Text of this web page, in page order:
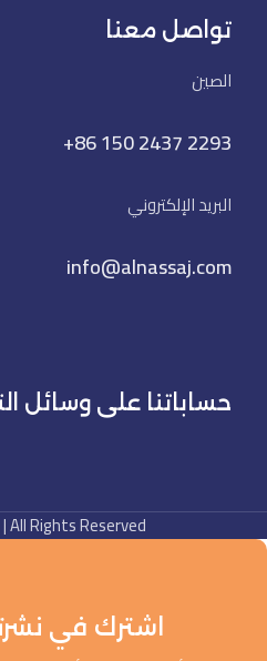
تواصل معنا
الصين
+86 150 2437 2293
البريد الإلكتروني
info@alnassaj.com
حساباتنا على وسائل
All Rights Reserved
اشترك في